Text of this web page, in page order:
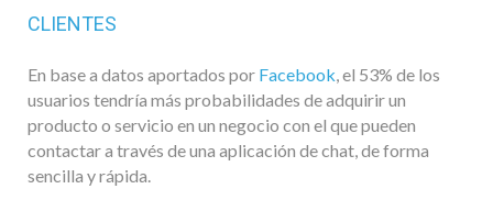
CLIENTES
En base a datos aportados por Facebook, el 53% de los
usuarios tendría más probabilidades de adquirir un
producto o servicio en un negocio con el que pueden
contactar a través de una aplicación de chat, de forma
sencilla y rápida.